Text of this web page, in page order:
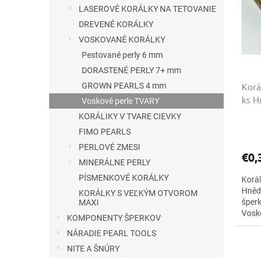
LASEROVÉ KORÁLKY NA TETOVANIE
DREVENÉ KORÁLKY
VOSKOVANÉ KORÁLKY
Pestované perly 6 mm
DORASTENÉ PERLY 7+ mm
GROWN PEARLS 4 mm
Voskové perle TVARY
KORÁLIKY V TVARE CIEVKY
FIMO PEARLS
PERLOVÉ ZMESI
MINERÁLNE PERLY
PÍSMENKOVÉ KORÁLKY
KORÁLKY S VEĽKÝM OTVOROM
MAXI
KOMPONENTY ŠPERKOV
NÁRADIE PEARL TOOLS
NITE A ŠNÚRY
ks